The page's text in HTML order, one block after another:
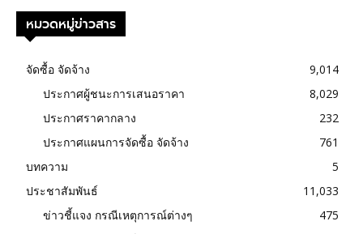
หมวดหมู่ข่าวสาร
จัดซื้อ จัดจ้าง
9,014
ประกาศผู้ชนะการเสนอราคา
8,029
ประกาศราคากลาง
232
ประกาศแผนการจัดซื้อ จัดจ้าง
761
บทความ
5
ประชาสัมพันธ์
11,033
ข่าวชี้แจง กรณีเหตุการณ์ต่างๆ
475